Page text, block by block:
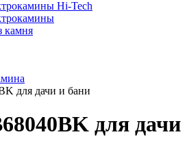
Hi-Tech
камня
для дачи и бани
для дачи